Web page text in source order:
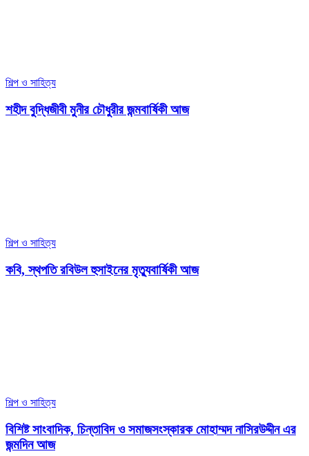
শিল্প ও সাহিত্য
শহীদ বুদ্ধিজীবী মুনীর চৌধুরীর জন্মবার্ষিকী আজ
শিল্প ও সাহিত্য
কবি, স্থপতি রবিউল হুসাইনের মৃত্যুবার্ষিকী আজ
শিল্প ও সাহিত্য
বিশিষ্ট সাংবাদিক, চিন্তাবিদ ও সমাজসংস্কারক মোহাম্মদ নাসিরউদ্দীন এর
জন্মদিন আজ